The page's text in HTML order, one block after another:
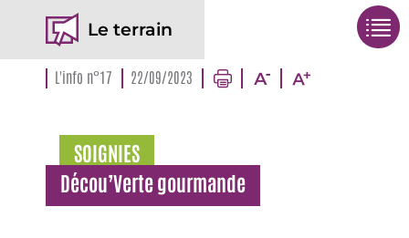
Le terrain
L'info n°17 22/09/2023
SOIGNIES
Décou’Verte gourmande